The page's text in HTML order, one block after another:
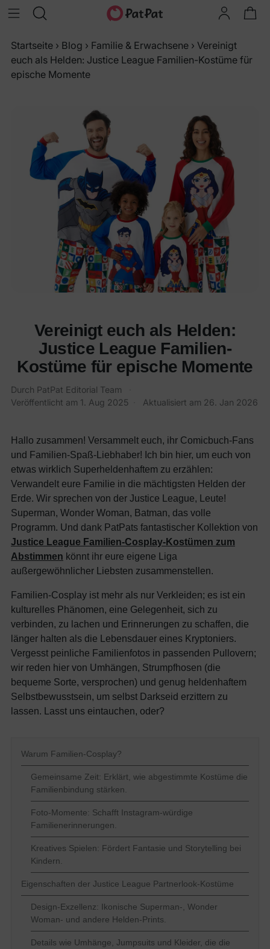
Startseite › Blog › Familie & Erwachsene › Vereinigt
euch als Helden: Justice League Familien-Kostüme für
epische Momente
Vereinigt euch als Helden:
Justice League Familien-
Kostüme für epische Momente
Durch PatPat Editorial Team
Veröffentlicht am 1. Aug 2025 Aktualisiert am 26. Jan 2026
Hallo zusammen! Versammelt euch, ihr Comicbuch-Fans
und Familien-Spaß-Liebhaber! Ich bin hier, um euch von
etwas wirklich Superheldenhaftem zu erzählen:
Verwandelt eure Familie in die mächtigsten Helden der
Erde. Wir sprechen von der Justice League, Leute!
Superman, Wonder Woman, Batman, das volle
Programm. Und dank PatPats fantastischer Kollektion von
Justice League Familien-Cosplay-Kostümen zum
Abstimmen könnt ihr eure eigene Liga
außergewöhnlicher Liebsten zusammenstellen.
Familien-Cosplay ist mehr als nur Verkleiden; es ist ein
kulturelles Phänomen, eine Gelegenheit, sich zu
verbinden, zu lachen und Erinnerungen zu schaffen, die
länger halten als die Lebensdauer eines Kryptoniers.
Vergesst peinliche Familienfotos in passenden Pullovern;
wir reden hier von Umhängen, Strumpfhosen (die
bequeme Sorte, versprochen) und genug heldenhaftem
Selbstbewusstsein, um selbst Darkseid erzittern zu
lassen. Lasst uns eintauchen, oder?
Warum Familien-Cosplay?
Gemeinsame Zeit: Erklärt, wie abgestimmte Kostüme die
Familienbindung stärken.
Foto-Momente: Schafft Instagram-würdige
Familienerinnerungen.
Kreatives Spielen: Fördert Fantasie und Storytelling bei
Kindern.
Eigenschaften der Justice League Partnerlook-Kostüme
Design-Exzellenz: Ikonische Superman-, Wonder
Woman- und andere Helden-Prints.
Details wie Umhänge, Jumpsuits und Kleider, die die